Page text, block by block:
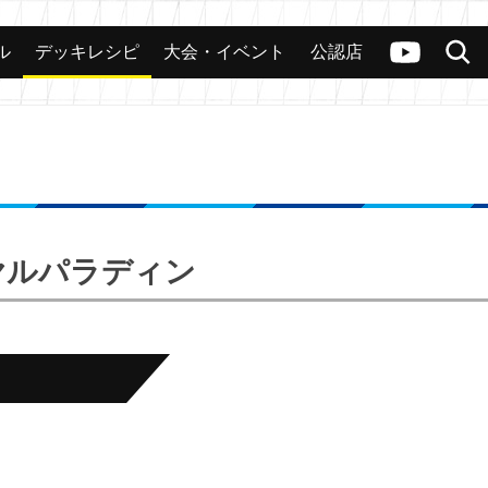
ヴァンガードch
検索
カード 大会 公認店舗 その他
デッキレシピ 大会・イベント 公認店
パラディン